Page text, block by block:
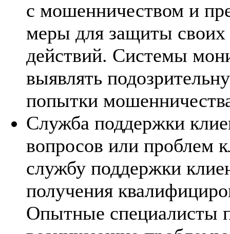
с мошенничеством и
меры для защиты своих
действий. Системы
выявлять
попытки
Служба поддержки
вопросов или проблем
службу поддержки
получения
Опытные специалисты